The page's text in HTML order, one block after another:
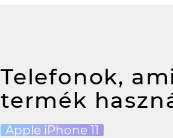
Telefonok,
termék
Apple iPhone 11